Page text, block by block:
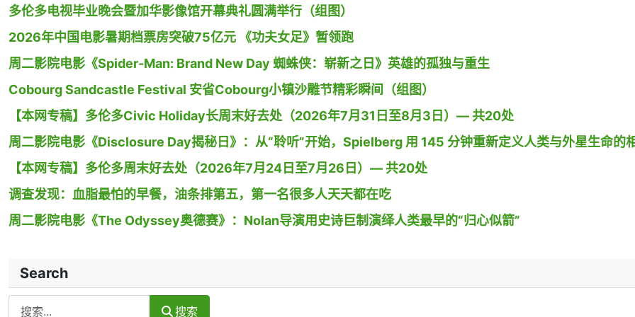
多伦多电视毕业晚会暨加华影像馆开幕典礼圆满举行（组图）
2026年中国电影暑期档票房突破75亿元 《功夫女足》暂领跑
周二影院电影《Spider-Man: Brand New Day 蜘蛛侠：崭新之日》英雄的孤独与重生
Cobourg Sandcastle Festival 安省Cobourg小镇沙雕节精彩瞬间（组图）
【本网专稿】多伦多Civic Holiday长周末好去处（2026年7月31日至8月3日）— 共20处
周二影院电影《Disclosure Day揭秘日》：从“聆听”开始，Spielberg 用 145 分钟重新定义人类与外星生命的
【本网专稿】多伦多周末好去处（2026年7月24日至7月26日）— 共20处
调查发现：血脂最怕的早餐，油条排第五，第一名很多人天天都在吃
周二影院电影《The Odyssey奥德赛》：Nolan导演用史诗巨制演绎人类最早的“归心似箭”
Search
Search
搜索